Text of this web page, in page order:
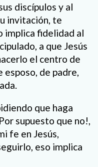
discípulos y al
invitación, te
implica fidelidad al
a que Jesús
el centro de
de padre,
que haga
supuesto que no!,
fe en Jesús,
eso implica